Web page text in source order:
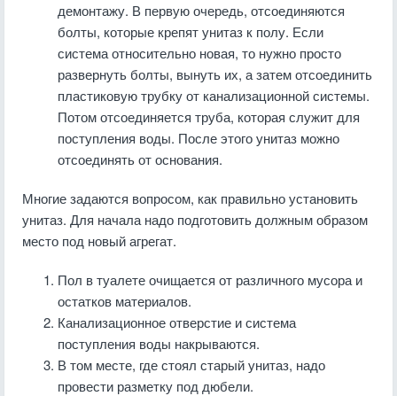
демонтажу. В первую очередь, отсоединяются
болты, которые крепят унитаз к полу. Если
система относительно новая, то нужно просто
развернуть болты, вынуть их, а затем отсоединить
пластиковую трубку от канализационной системы.
Потом отсоединяется труба, которая служит для
поступления воды. После этого унитаз можно
отсоединять от основания.
Многие задаются вопросом, как правильно установить
унитаз. Для начала надо подготовить должным образом
место под новый агрегат.
Пол в туалете очищается от различного мусора и
остатков материалов.
Канализационное отверстие и система
поступления воды накрываются.
В том месте, где стоял старый унитаз, надо
провести разметку под дюбели.